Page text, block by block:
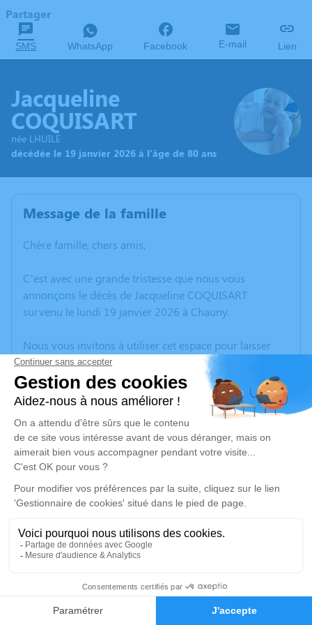
Faire-part Hommages
Partager
SMS WhatsApp Facebook E-mail Lien
Jacqueline
COQUISART
née LHUILE
décédée le 19 janvier 2026 à l'âge de 80 ans
Message de la famille
Chère famille, chers amis,
C’est avec une grande tristesse que nous vous
annonçons le décès de Jacqueline COQUISART
survenu le lundi 19 janvier 2026 à Chauny.
Nous vous invitons à utiliser cet espace pour laisser
vos condoléances, partager des photos souvenirs, une
anecdote ou exprimer vos pensées à travers des
poèmes ou des textes. Cet endroit est un lieu
d'expression dédié à honorer la mémoire de Jacqueline
COQUISART.
Un service de plantation d’arbre hommage est
disponible ici
Cérémonie civile
Crématorium de Tergnier Cœur de L’aisne de
Tergnier